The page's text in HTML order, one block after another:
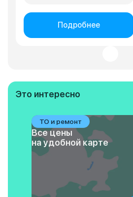
Подробнее
Это интересно
ТО и ремонт
Все цены
на удобной карте